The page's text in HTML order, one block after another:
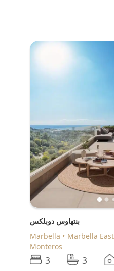
بنتهاوس دوبلكس
Marbella
Marbella East
Monteros
3 3